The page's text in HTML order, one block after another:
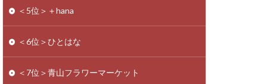
＜5位＞＋hana
＜6位＞ひとはな
＜7位＞青山フラワーマーケット